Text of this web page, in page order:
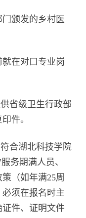
颁发的乡村医
在对口专业岗
省级卫生行政部
件。
合湖北科技学院
务期满人员、
（如年满25周
须在报名时主
件、证明文件